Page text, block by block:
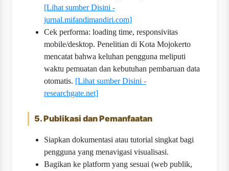
[Lihat sumber Disini -
jurnal.mifandimandiri.com]
Cek performa: loading time, responsivitas
mobile/desktop. Penelitian di Kota Mojokerto
mencatat bahwa keluhan pengguna meliputi
waktu pemuatan dan kebutuhan pembaruan data
otomatis. [Lihat sumber Disini -
researchgate.net]
5. Publikasi dan Pemanfaatan
Siapkan dokumentasi atau tutorial singkat bagi
pengguna yang menavigasi visualisasi.
Bagikan ke platform yang sesuai (web publik,